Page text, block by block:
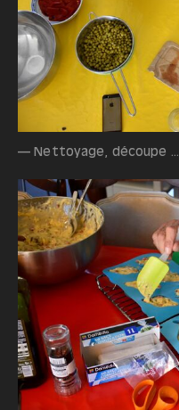
— Nettoyage, découpe ...